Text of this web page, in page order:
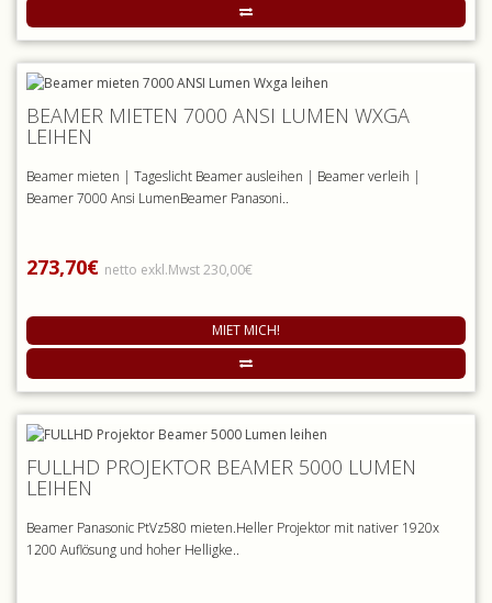
BEAMER MIETEN 7000 ANSI LUMEN WXGA
LEIHEN
Beamer mieten | Tageslicht Beamer ausleihen | Beamer verleih |
Beamer 7000 Ansi LumenBeamer Panasoni..
273,70€ netto exkl.Mwst 230,00€
MIET MICH!
FULLHD PROJEKTOR BEAMER 5000 LUMEN
LEIHEN
Beamer Panasonic PtVz580 mieten.Heller Projektor mit nativer 1920x
1200 Auflösung und hoher Helligke..